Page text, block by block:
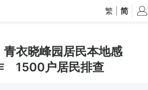
繁 简
衣晓峰园居民本地感
1500户居民排查